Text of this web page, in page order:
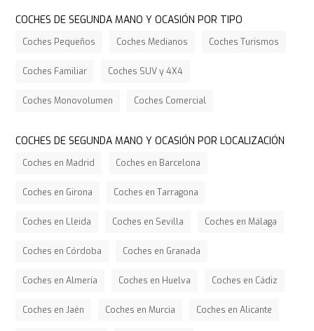
COCHES DE SEGUNDA MANO Y OCASIÓN POR TIPO
Coches Pequeños Coches Medianos Coches Turismos
Coches Familiar Coches SUV y 4X4
Coches Monovolumen Coches Comercial
COCHES DE SEGUNDA MANO Y OCASIÓN POR LOCALIZACIÓN
Coches en Madrid Coches en Barcelona
Coches en Girona Coches en Tarragona
Coches en Lleida Coches en Sevilla Coches en Málaga
Coches en Córdoba Coches en Granada
Coches en Almería Coches en Huelva Coches en Cádiz
Coches en Jaén Coches en Murcia Coches en Alicante